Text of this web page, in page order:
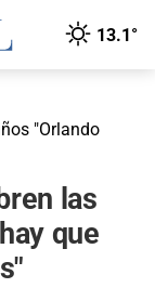
13.1°
"Orlando
las
que